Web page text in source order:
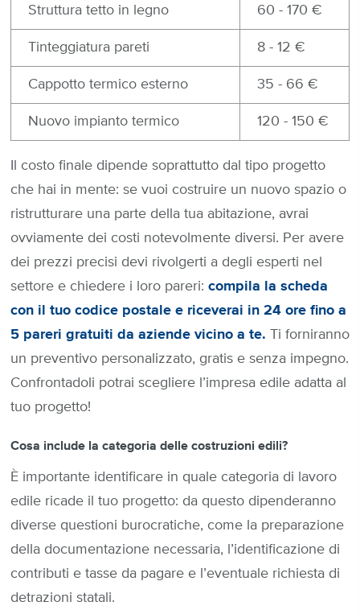
Struttura tetto in legno 60 - 170 €
Tinteggiatura pareti 8 - 12 €
Cappotto termico esterno 35 - 66 €
Nuovo impianto termico 120 - 150 €
Il costo finale dipende soprattutto dal tipo progetto
che hai in mente: se vuoi costruire un nuovo spazio o
ristrutturare una parte della tua abitazione, avrai
ovviamente dei costi notevolmente diversi. Per avere
dei prezzi precisi devi rivolgerti a degli esperti nel
settore e chiedere i loro pareri: compila la scheda
con il tuo codice postale e riceverai in 24 ore fino a
5 pareri gratuiti da aziende vicino a te. Ti forniranno
un preventivo personalizzato, gratis e senza impegno.
Confrontadoli potrai scegliere l’impresa edile adatta al
tuo progetto!
Cosa include la categoria delle costruzioni edili?
È importante identificare in quale categoria di lavoro
edile ricade il tuo progetto: da questo dipenderanno
diverse questioni burocratiche, come la preparazione
della documentazione necessaria, l’identificazione di
contributi e tasse da pagare e l’eventuale richiesta di
detrazioni statali.